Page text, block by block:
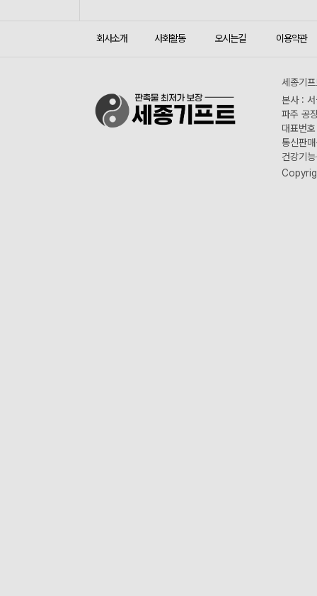
회사소개 사회활동 오시는길 이용약관
세종기
본사 :
파주 공
대표번
통신판
건강기